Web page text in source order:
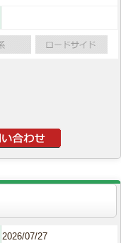
2026/07/27